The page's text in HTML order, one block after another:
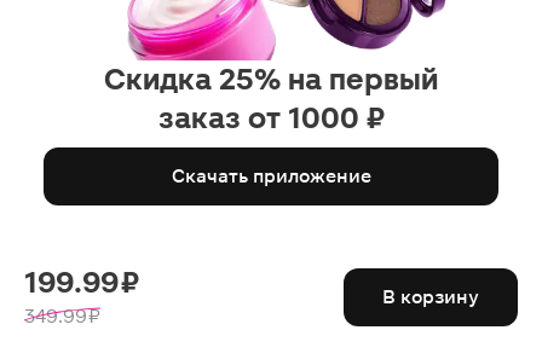
Скидка 25% на первый
заказ от 1000 ₽
Скачать приложение
199.99 ₽
349.99 ₽
В корзину